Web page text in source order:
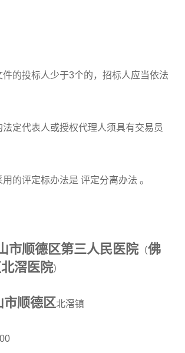
件的投标人少于3个的，招标人应当依法
定代表人或授权代理人须具有交易员
的评定标办法是 评定分离办法 。
市顺德区第三人民医院 （佛
滘医院）
市顺德区北滘镇